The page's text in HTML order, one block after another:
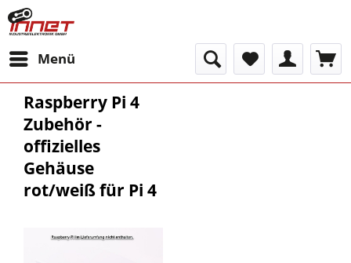
Menü
Raspberry Pi 4
Zubehör -
offizielles
Gehäuse
rot/weiß für Pi 4